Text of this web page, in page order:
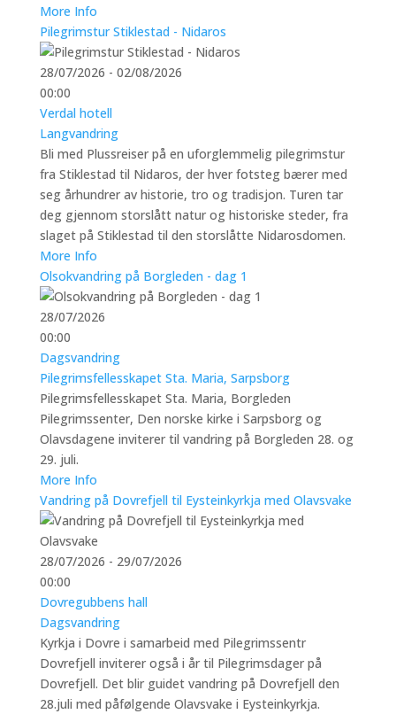
More Info
Pilegrimstur Stiklestad - Nidaros
28/07/2026 - 02/08/2026
00:00
Verdal hotell
Langvandring
Bli med Plussreiser på en uforglemmelig pilegrimstur
fra Stiklestad til Nidaros, der hver fotsteg bærer med
seg århundrer av historie, tro og tradisjon. Turen tar
deg gjennom storslått natur og historiske steder, fra
slaget på Stiklestad til den storslåtte Nidarosdomen.
More Info
Olsokvandring på Borgleden - dag 1
28/07/2026
00:00
Dagsvandring
Pilegrimsfellesskapet Sta. Maria, Sarpsborg
Pilegrimsfellesskapet Sta. Maria, Borgleden
Pilegrimssenter, Den norske kirke i Sarpsborg og
Olavsdagene inviterer til vandring på Borgleden 28. og
29. juli.
More Info
Vandring på Dovrefjell til Eysteinkyrkja med Olavsvake
28/07/2026 - 29/07/2026
00:00
Dovregubbens hall
Dagsvandring
Kyrkja i Dovre i samarbeid med Pilegrimssentr
Dovrefjell inviterer også i år til Pilegrimsdager på
Dovrefjell. Det blir guidet vandring på Dovrefjell den
28.juli med påfølgende Olavsvake i Eysteinkyrkja.